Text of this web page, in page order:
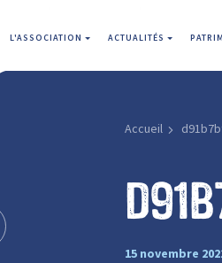
L'ASSOCIATION ACTUALITÉS
Accueil
15 novembre